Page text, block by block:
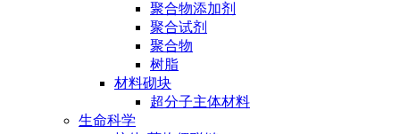
聚合物添加剂
聚合试剂
聚合物
树脂
材料砌块
超分子主体材料
生命科学